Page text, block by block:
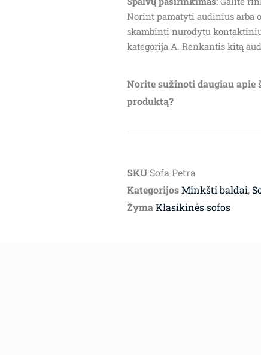
through
1,492.00€
Norint pamatyti audinius arba
skambinti nurodytu
kategorija A. Renkantis kitą
Norite sužinoti daugiau apie
produktą?
SKU Sofa Petra
KategorijosMinkšti baldai,
ŽymaKlasikinės sofos